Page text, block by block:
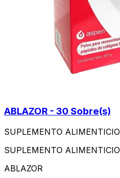
ABLAZOR - 30 Sobre(s)
SUPLEMENTO
SUPLEMENTO
ABLAZOR